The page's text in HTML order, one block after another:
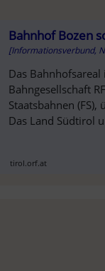
Bahnhof Bozen
[Informationsverbund,
Das
Bahngesellschaft
Staatsbahnen
Das Land Südtirol
tirol.orf.at